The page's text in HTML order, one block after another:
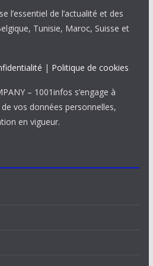
l’essentiel de l’actualité et des
Tunisie, Maroc, Suisse et
| Politique de cookies
– 1001infos s’engage à
vos données personnelles,
en vigueur.